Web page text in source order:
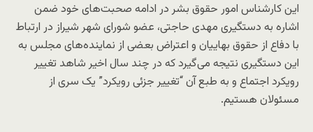
این کارشناس امور حقوق بشر در ادامه صحبت‌های خود ضمن
اشاره به دستگیری مهدی حاجتی، عضو شورای شهر شیراز در ارتباط
با دفاع از حقوق بهاییان و اعتراض بعضی از نماینده‌های مجلس به
این دستگیری نتیجه می‌گیرد که در چند سال اخیر شاهد تغییر
رویکرد اجتماع و به طبع آن “تغییر جزئی رویکرد” یک سری از
مسئولان هستیم.